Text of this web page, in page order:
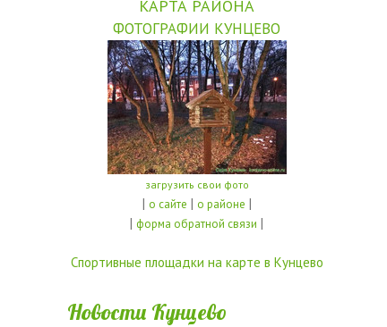
КАРТА РАЙОНА
ФОТОГРАФИИ КУНЦЕВО
загрузить свои фото
| о сайте | о районе |
|форма обратной связи |
Спортивные площадки на карте в Кунцево
Новости Кунцево